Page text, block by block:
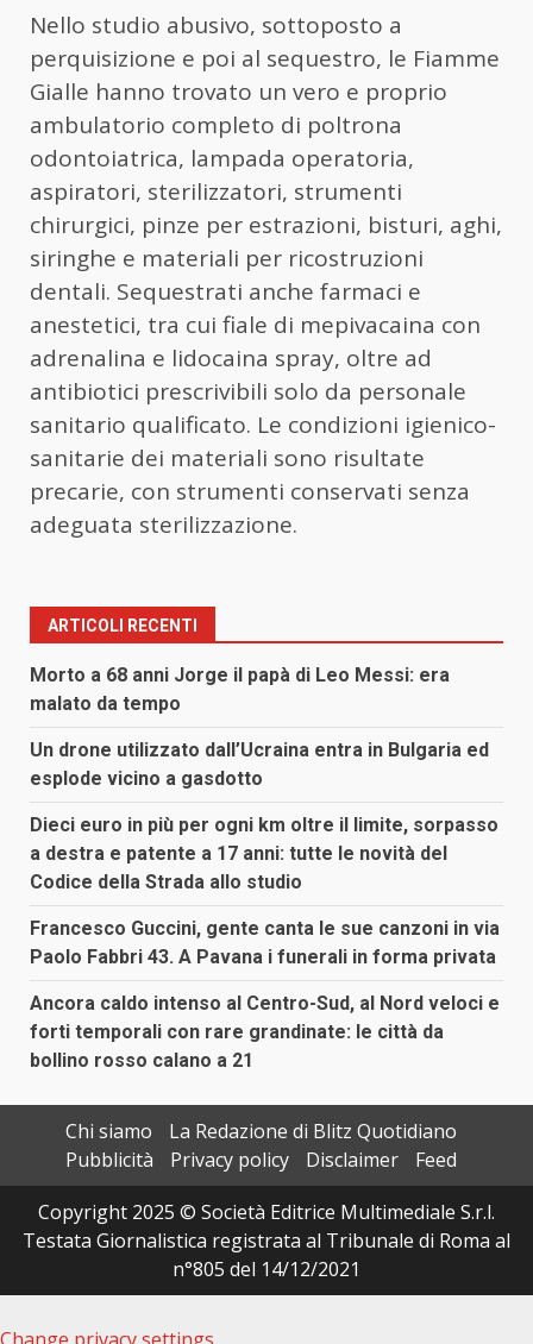
Nello studio abusivo, sottoposto a
perquisizione e poi al sequestro, le Fiamme
Gialle hanno trovato un vero e proprio
ambulatorio completo di poltrona
odontoiatrica, lampada operatoria,
aspiratori, sterilizzatori, strumenti
chirurgici, pinze per estrazioni, bisturi, aghi,
siringhe e materiali per ricostruzioni
dentali. Sequestrati anche farmaci e
anestetici, tra cui fiale di mepivacaina con
adrenalina e lidocaina spray, oltre ad
antibiotici prescrivibili solo da personale
sanitario qualificato. Le condizioni igienico-
sanitarie dei materiali sono risultate
precarie, con strumenti conservati senza
adeguata sterilizzazione.
ARTICOLI RECENTI
Morto a 68 anni Jorge il papà di Leo Messi: era
malato da tempo
Un drone utilizzato dall’Ucraina entra in Bulgaria ed
esplode vicino a gasdotto
Dieci euro in più per ogni km oltre il limite, sorpasso
a destra e patente a 17 anni: tutte le novità del
Codice della Strada allo studio
Francesco Guccini, gente canta le sue canzoni in via
Paolo Fabbri 43. A Pavana i funerali in forma privata
Ancora caldo intenso al Centro-Sud, al Nord veloci e
forti temporali con rare grandinate: le città da
bollino rosso calano a 21
Chi siamo
La Redazione di Blitz Quotidiano
Pubblicità
Privacy policy Disclaimer
Feed
Copyright 2025 © Società Editrice Multimediale S.r.l.
Testata Giornalistica registrata al Tribunale di Roma al
n°805 del 14/12/2021